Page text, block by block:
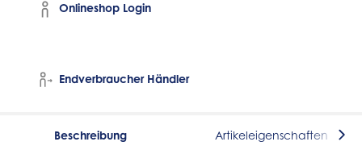
Beschreibung Artikeleigenschaften
Onlineshop Login
Endverbraucher Händler